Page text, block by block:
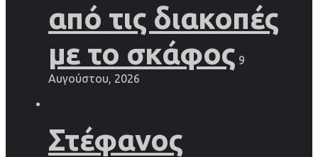
από τις διακοπές
με το σκάφος 9
Αυγούστου, 2026
Στέφανος